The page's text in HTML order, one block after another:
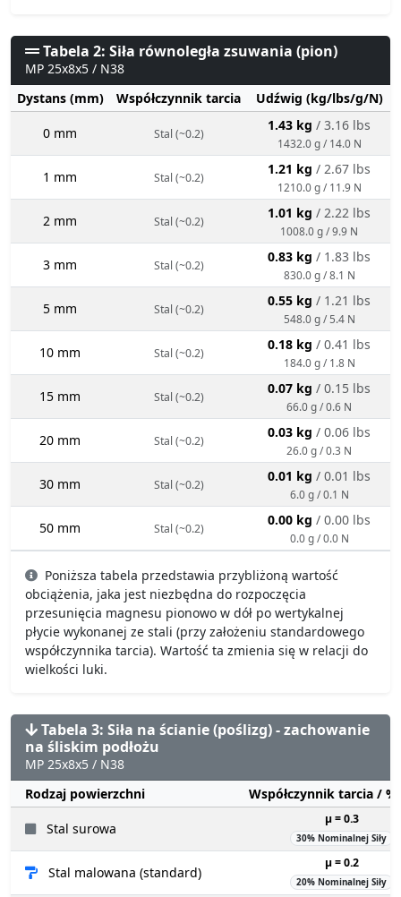
Tabela 2: Siła równoległa zsuwania (pion)
MP 25x8x5 / N38
Dystans (mm)
Współczynnik tarcia Udźwig (kg/lbs/g/N)
0 mm Stal (~0.2)
1.43 kg / 3.16 lbs
1432.0 g / 14.0 N
1 mm Stal (~0.2)
1.21 kg / 2.67 lbs
1210.0 g / 11.9 N
2 mm Stal (~0.2)
1.01 kg / 2.22 lbs
1008.0 g / 9.9 N
3 mm Stal (~0.2)
0.83 kg / 1.83 lbs
830.0 g / 8.1 N
5 mm Stal (~0.2)
0.55 kg / 1.21 lbs
548.0 g / 5.4 N
10 mm Stal (~0.2)
0.18 kg / 0.41 lbs
184.0 g / 1.8 N
15 mm Stal (~0.2)
0.07 kg / 0.15 lbs
66.0 g / 0.6 N
20 mm Stal (~0.2)
0.03 kg / 0.06 lbs
26.0 g / 0.3 N
30 mm Stal (~0.2)
0.01 kg / 0.01 lbs
6.0 g / 0.1 N
50 mm Stal (~0.2)
0.00 kg / 0.00 lbs
0.0 g / 0.0 N
Poniższa tabela przedstawia przybliżoną wartość
obciążenia, jaka jest niezbędna do rozpoczęcia
przesunięcia magnesu pionowo w dół po wertykalnej
płycie wykonanej ze stali (przy założeniu standardowego
współczynnika tarcia). Wartość ta zmienia się w relacji do
wielkości luki.
Tabela 3: Siła na ścianie (poślizg) - zachowanie
na śliskim podłożu
MP 25x8x5 / N38
Rodzaj powierzchni
Współczynnik tarcia /
Stal surowa
µ = 0.3
30% Nominalnej Siły
Stal malowana (standard)
µ = 0.2
20% Nominalnej Siły